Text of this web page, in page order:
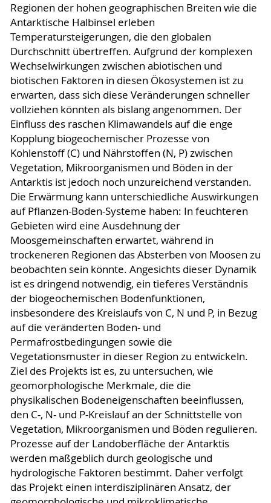
Regionen der hohen geographischen Breiten wie die
Antarktische Halbinsel erleben
Temperatursteigerungen, die den globalen
Durchschnitt übertreffen. Aufgrund der komplexen
Wechselwirkungen zwischen abiotischen und
biotischen Faktoren in diesen Ökosystemen ist zu
erwarten, dass sich diese Veränderungen schneller
vollziehen könnten als bislang angenommen. Der
Einfluss des raschen Klimawandels auf die enge
Kopplung biogeochemischer Prozesse von
Kohlenstoff (C) und Nährstoffen (N, P) zwischen
Vegetation, Mikroorganismen und Böden in der
Antarktis ist jedoch noch unzureichend verstanden.
Die Erwärmung kann unterschiedliche Auswirkungen
auf Pflanzen-Boden-Systeme haben: In feuchteren
Gebieten wird eine Ausdehnung der
Moosgemeinschaften erwartet, während in
trockeneren Regionen das Absterben von Moosen zu
beobachten sein könnte. Angesichts dieser Dynamik
ist es dringend notwendig, ein tieferes Verständnis
der biogeochemischen Bodenfunktionen,
insbesondere des Kreislaufs von C, N und P, in Bezug
auf die veränderten Boden- und
Permafrostbedingungen sowie die
Vegetationsmuster in dieser Region zu entwickeln.
Ziel des Projekts ist es, zu untersuchen, wie
geomorphologische Merkmale, die die
physikalischen Bodeneigenschaften beeinflussen,
den C-, N- und P-Kreislauf an der Schnittstelle von
Vegetation, Mikroorganismen und Böden regulieren.
Prozesse auf der Landoberfläche der Antarktis
werden maßgeblich durch geologische und
hydrologische Faktoren bestimmt. Daher verfolgt
das Projekt einen interdisziplinären Ansatz, der